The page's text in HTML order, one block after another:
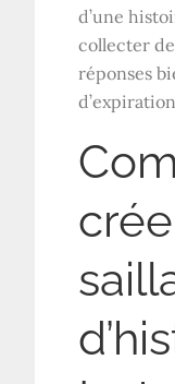
d’une
collecter
réponses